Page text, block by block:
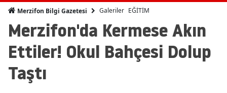
Merzifon Bilgi Gazetesi Galeriler EĞİTİM
Merzifon'da Kermese Akın
Ettiler! Okul Bahçesi Dolup
Taştı